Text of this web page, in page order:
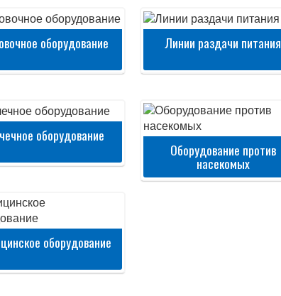
оборудование Линии раздачи питания
оборудование
Оборудование против
насекомых
оборудование